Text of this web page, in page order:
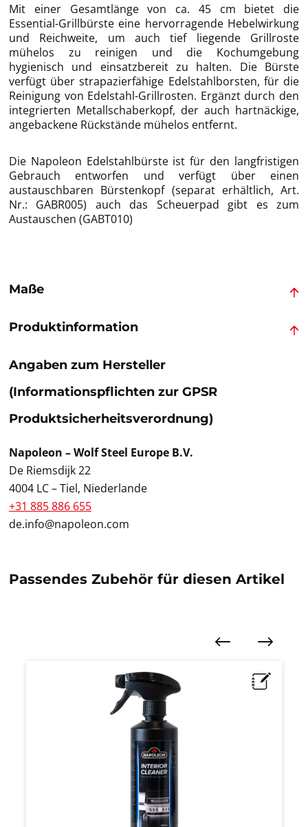
Mit einer Gesamtlänge von ca. 45 cm bietet die
Essential-Grillbürste eine hervorragende Hebelwirkung
und Reichweite, um auch tief liegende Grillroste
mühelos zu reinigen und die Kochumgebung
hygienisch und einsatzbereit zu halten. Die Bürste
verfügt über strapazierfähige Edelstahlborsten, für die
Reinigung von Edelstahl-Grillrosten. Ergänzt durch den
integrierten Metallschaberkopf, der auch hartnäckige,
angebackene Rückstände mühelos entfernt.
Die Napoleon Edelstahlbürste ist für den langfristigen
Gebrauch entworfen und verfügt über einen
austauschbaren Bürstenkopf (separat erhältlich, Art.
Nr.: GABR005) auch das Scheuerpad gibt es zum
Austauschen (GABT010)
Maße
Produktinformation
Angaben zum Hersteller
(Informationspflichten zur GPSR
Produktsicherheitsverordnung)
Napoleon – Wolf Steel Europe B.V.
De Riemsdijk 22
4004 LC – Tiel, Niederlande
+31 885 886 655
de.info@napoleon.com
Passendes Zubehör für diesen Artikel